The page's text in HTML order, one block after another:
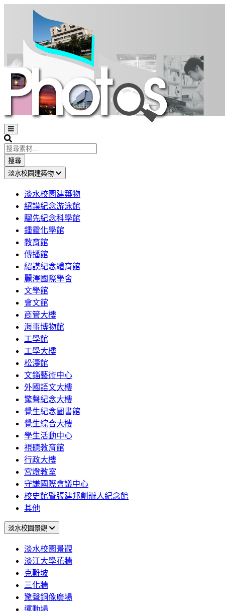
Open
sidebar
Search
搜尋
淡水校園建築物
淡水校園建築物
紹謨紀念游泳館
騮先紀念科學館
鍾靈化學館
教育館
傳播館
紹謨紀念體育館
麗澤國際學舍
文學館
會文館
商管大樓
海事博物館
工學館
工學大樓
松濤館
文錙藝術中心
外國語文大樓
驚聲紀念大樓
覺生紀念圖書館
覺生綜合大樓
學生活動中心
視聽教育館
行政大樓
宮燈教室
守謙國際會議中心
校史館暨張建邦創辦人紀念館
其他
淡水校園景觀
淡水校園景觀
淡江大學花牆
克難坡
三化牆
驚聲銅像廣場
運動場